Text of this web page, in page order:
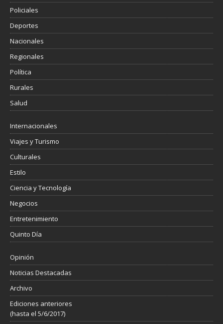
Policiales
Deportes
Nacionales
Regionales
Política
Rurales
Salud
Internacionales
Viajes y Turismo
Culturales
Estilo
Ciencia y Tecnología
Negocios
Entretenimiento
Quinto Día
Opinión
Noticias Destacadas
Archivo
Ediciones anteriores
(hasta el 5/6/2017)